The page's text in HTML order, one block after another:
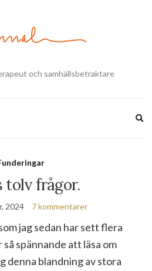
och samhällsbetraktare
tolv frågor.
2024 7 kommentarer
jag sedan har sett flera
spännande att läsa om
denna blandning av stora